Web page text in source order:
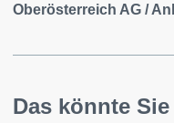
Oberösterreich AG /
Das könnte